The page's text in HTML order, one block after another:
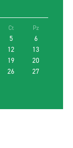
Ct Pz
5
6
12
13
19
20
26
27